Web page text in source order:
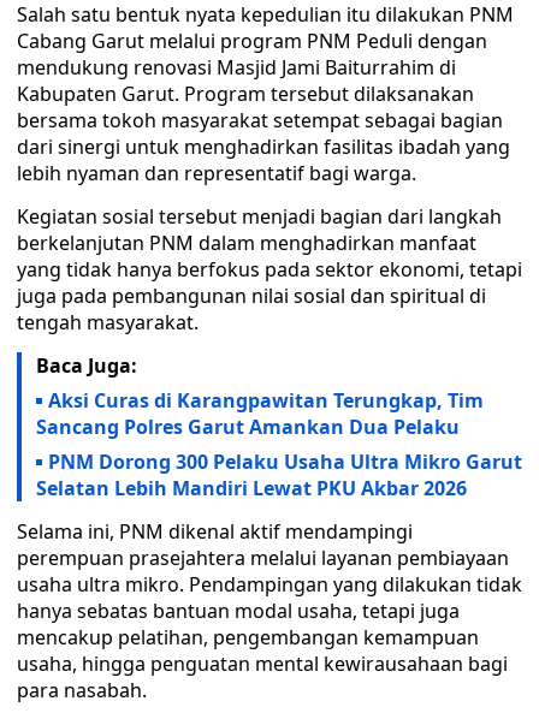
Salah satu bentuk nyata kepedulian itu dilakukan PNM
Cabang Garut melalui program PNM Peduli dengan
mendukung renovasi Masjid Jami Baiturrahim di
Kabupaten Garut. Program tersebut dilaksanakan
bersama tokoh masyarakat setempat sebagai bagian
dari sinergi untuk menghadirkan fasilitas ibadah yang
lebih nyaman dan representatif bagi warga.
Kegiatan sosial tersebut menjadi bagian dari langkah
berkelanjutan PNM dalam menghadirkan manfaat
yang tidak hanya berfokus pada sektor ekonomi, tetapi
juga pada pembangunan nilai sosial dan spiritual di
tengah masyarakat.
Baca Juga:
Aksi Curas di Karangpawitan Terungkap, Tim
Sancang Polres Garut Amankan Dua Pelaku
PNM Dorong 300 Pelaku Usaha Ultra Mikro Garut
Selatan Lebih Mandiri Lewat PKU Akbar 2026
Selama ini, PNM dikenal aktif mendampingi
perempuan prasejahtera melalui layanan pembiayaan
usaha ultra mikro. Pendampingan yang dilakukan tidak
hanya sebatas bantuan modal usaha, tetapi juga
mencakup pelatihan, pengembangan kemampuan
usaha, hingga penguatan mental kewirausahaan bagi
para nasabah.